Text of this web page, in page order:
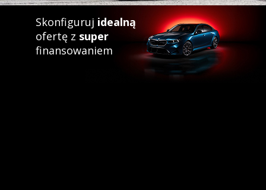
Skonfiguruj idealną
ofertę z super
finansowaniem